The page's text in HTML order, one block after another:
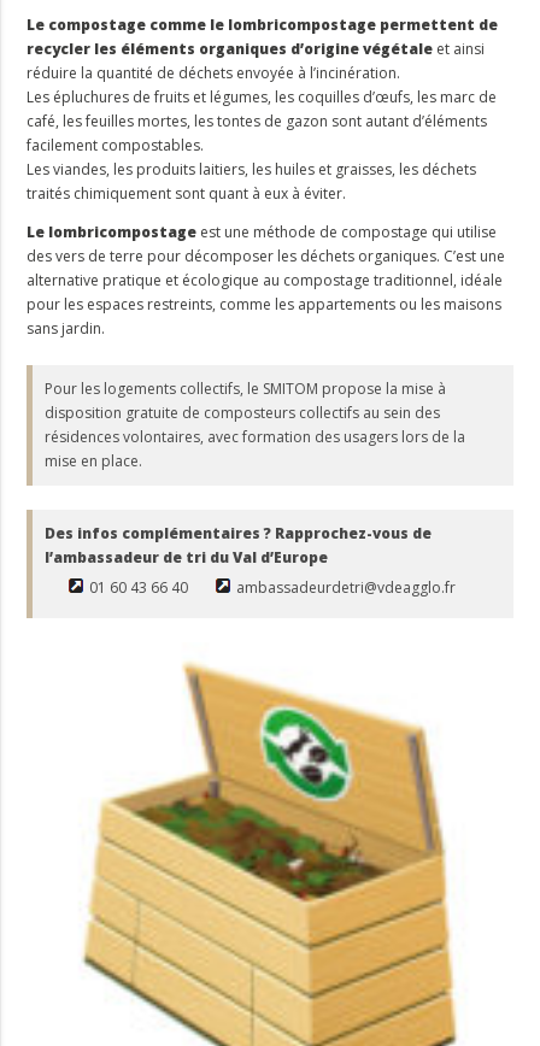
Le compostage comme le lombricompostage permettent de
recycler les éléments organiques d’origine végétale et ainsi
réduire la quantité de déchets envoyée à l’incinération.
Les épluchures de fruits et légumes, les coquilles d’œufs, les marc de
café, les feuilles mortes, les tontes de gazon sont autant d’éléments
facilement compostables.
Les viandes, les produits laitiers, les huiles et graisses, les déchets
traités chimiquement sont quant à eux à éviter.
Le lombricompostage est une méthode de compostage qui utilise
des vers de terre pour décomposer les déchets organiques. C’est une
alternative pratique et écologique au compostage traditionnel, idéale
pour les espaces restreints, comme les appartements ou les maisons
sans jardin.
Pour les logements collectifs, le SMITOM propose la mise à
disposition gratuite de composteurs collectifs au sein des
résidences volontaires, avec formation des usagers lors de la
mise en place.
Des infos complémentaires ? Rapprochez-vous de
l’ambassadeur de tri du Val d’Europe
01 60 43 66 40
ambassadeurdetri@vdeagglo.fr